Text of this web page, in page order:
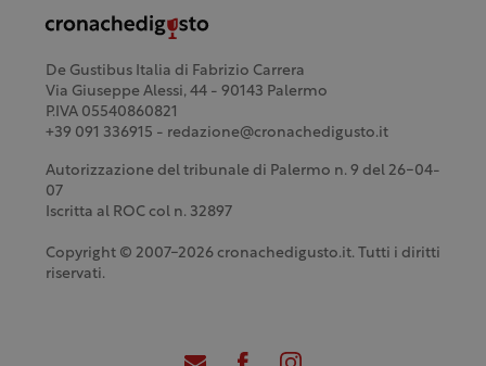
De Gustibus Italia di Fabrizio Carrera
Via Giuseppe Alessi, 44 - 90143 Palermo
P.IVA 05540860821
+39 091 336915 - redazione@cronachedigusto.it
Autorizzazione del tribunale di Palermo n. 9 del 26-04-
07
Iscritta al ROC col n. 32897
Copyright © 2007-2026 cronachedigusto.it. Tutti i diritti
riservati.